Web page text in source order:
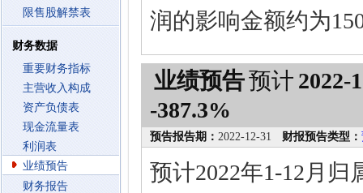
限售股解禁表
财务数据
重要财务指标
主营收入构成
资产负债表
现金流量表
利润表
业绩预告
财务报告
润的影响金额约为
业绩预告预计 2022-
-387.3%
预告报告期： 2022-12-31 财报预告类型：
预计2022年1-12月